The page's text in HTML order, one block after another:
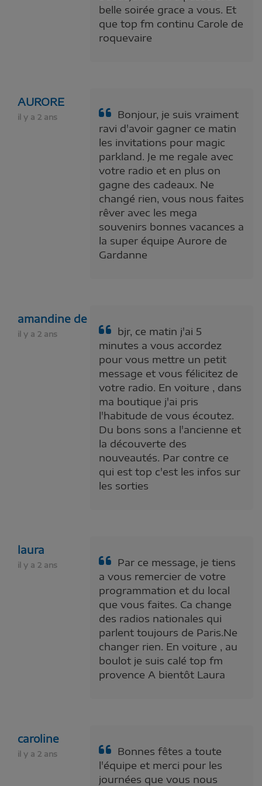
belle soirée grace a vous. Et
que top fm continu Carole de
roquevaire
AURORE
il y a 2 ans
Bonjour, je suis vraiment
ravi d'avoir gagner ce matin
les invitations pour magic
parkland. Je me regale avec
votre radio et en plus on
gagne des cadeaux. Ne
changé rien, vous nous faites
rêver avec les mega
souvenirs bonnes vacances a
la super équipe Aurore de
Gardanne
amandine de
il y a 2 ans
bjr, ce matin j'ai 5
minutes a vous accordez
pour vous mettre un petit
message et vous félicitez de
votre radio. En voiture , dans
ma boutique j'ai pris
l'habitude de vous écoutez.
Du bons sons a l'ancienne et
la découverte des
nouveautés. Par contre ce
qui est top c'est les infos sur
les sorties
laura
il y a 2 ans
Par ce message, je tiens
a vous remercier de votre
programmation et du local
que vous faites. Ca change
des radios nationales qui
parlent toujours de Paris.Ne
changer rien. En voiture , au
boulot je suis calé top fm
provence A bientôt Laura
caroline
il y a 2 ans
Bonnes fêtes a toute
l'équipe et merci pour les
journées que vous nous